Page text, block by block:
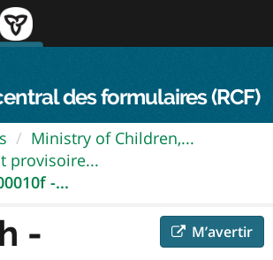
des formulaires (RCF)
Ministry of Children,...
provisoire...
-...
M’avertir
-